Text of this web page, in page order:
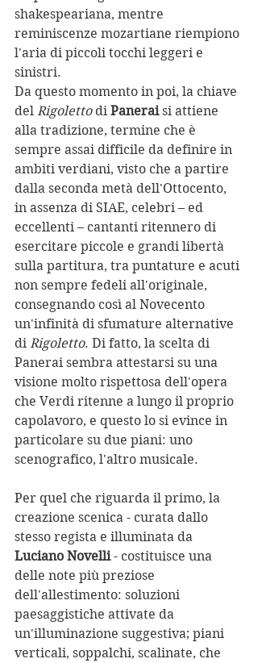
shakespeariana, mentre
reminiscenze mozartiane riempiono
l'aria di piccoli tocchi leggeri e
sinistri.
Da questo momento in poi, la chiave
del Rigoletto di Panerai si attiene
alla tradizione, termine che è
sempre assai difficile da definire in
ambiti verdiani, visto che a partire
dalla seconda metà dell'Ottocento,
in assenza di SIAE, celebri – ed
eccellenti – cantanti ritennero di
esercitare piccole e grandi libertà
sulla partitura, tra puntature e acuti
non sempre fedeli all'originale,
consegnando così al Novecento
un'infinità di sfumature alternative
di Rigoletto. Di fatto, la scelta di
Panerai sembra attestarsi su una
visione molto rispettosa dell'opera
che Verdi ritenne a lungo il proprio
capolavoro, e questo lo si evince in
particolare su due piani: uno
scenografico, l'altro musicale.
Per quel che riguarda il primo, la
creazione scenica - curata dallo
stesso regista e illuminata da
Luciano Novelli - costituisce una
delle note più preziose
dell'allestimento: soluzioni
paesaggistiche attivate da
un'illuminazione suggestiva; piani
verticali, soppalchi, scalinate, che